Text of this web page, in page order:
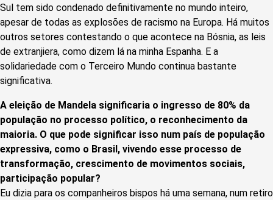
Sul tem sido condenado definitivamente no mundo inteiro,
apesar de todas as explosões de racismo na Europa. Há muitos
outros setores contestando o que acontece na Bósnia, as leis
de extranjiera, como dizem lá na minha Espanha. E a
solidariedade com o Terceiro Mundo continua bastante
significativa.
A eleição de Mandela significaria o ingresso de 80% da
população no processo político, o reconhecimento da
maioria. O que pode significar isso num país de população
expressiva, como o Brasil, vivendo esse processo de
transformação, crescimento de movimentos sociais,
participação popular?
Eu dizia para os companheiros bispos há uma semana, num retiro